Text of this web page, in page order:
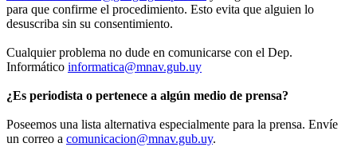
para que confirme el procedimiento. Esto evita que alguien lo
desuscriba sin su consentimiento.
Cualquier problema no dude en comunicarse con el Dep.
Informático informatica@mnav.gub.uy
¿Es periodista o pertenece a algún medio de prensa?
Poseemos una lista alternativa especialmente para la prensa. Envíe
un correo a comunicacion@mnav.gub.uy.